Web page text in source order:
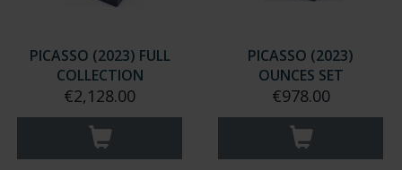
PICASSO (2023) FULL
COLLECTION
€2,128.00
PICASSO (2023)
OUNCES SET
€978.00